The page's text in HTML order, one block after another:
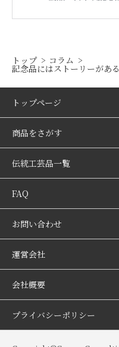
トップ コラム
記念品にはストーリーがあ
トップページ
商品をさがす
伝統工芸品一覧
FAQ
お問い合わせ
運営会社
会社概要
プライバシーポリシー